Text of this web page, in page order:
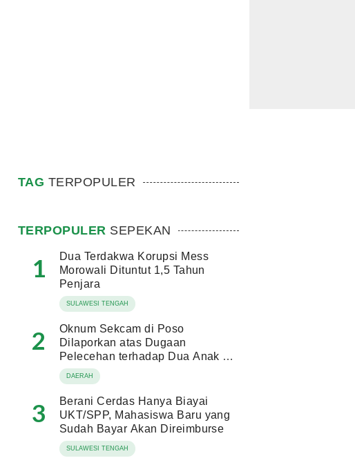
TAG TERPOPULER
TERPOPULER SEPEKAN
1
Dua Terdakwa Korupsi Mess
Morowali Dituntut 1,5 Tahun
Penjara
SULAWESI TENGAH
2
Oknum Sekcam di Poso
Dilaporkan atas Dugaan
Pelecehan terhadap Dua Anak di
Bawah Umur
DAERAH
3
Berani Cerdas Hanya Biayai
UKT/SPP, Mahasiswa Baru yang
Sudah Bayar Akan Direimburse
SULAWESI TENGAH